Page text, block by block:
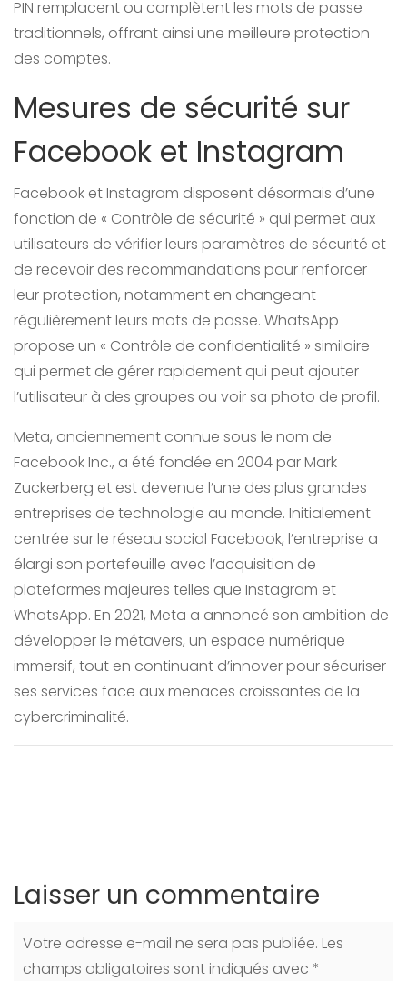
PIN remplacent ou complètent les mots de passe
traditionnels, offrant ainsi une meilleure protection
des comptes.
Mesures de sécurité sur
Facebook et Instagram
Facebook et Instagram disposent désormais d’une
fonction de « Contrôle de sécurité » qui permet aux
utilisateurs de vérifier leurs paramètres de sécurité et
de recevoir des recommandations pour renforcer
leur protection, notamment en changeant
régulièrement leurs mots de passe. WhatsApp
propose un « Contrôle de confidentialité » similaire
qui permet de gérer rapidement qui peut ajouter
l’utilisateur à des groupes ou voir sa photo de profil.
Meta, anciennement connue sous le nom de
Facebook Inc., a été fondée en 2004 par Mark
Zuckerberg et est devenue l’une des plus grandes
entreprises de technologie au monde. Initialement
centrée sur le réseau social Facebook, l’entreprise a
élargi son portefeuille avec l’acquisition de
plateformes majeures telles que Instagram et
WhatsApp. En 2021, Meta a annoncé son ambition de
développer le métavers, un espace numérique
immersif, tout en continuant d’innover pour sécuriser
ses services face aux menaces croissantes de la
cybercriminalité.
Laisser un commentaire
Votre adresse e-mail ne sera pas publiée. Les
champs obligatoires sont indiqués avec *